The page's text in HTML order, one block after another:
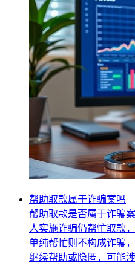
帮助取款属于诈骗案吗
帮助取款是否属于诈骗
人实施诈骗仍帮忙取款
单纯帮忙则不构成诈骗
继续帮助或隐匿，可能